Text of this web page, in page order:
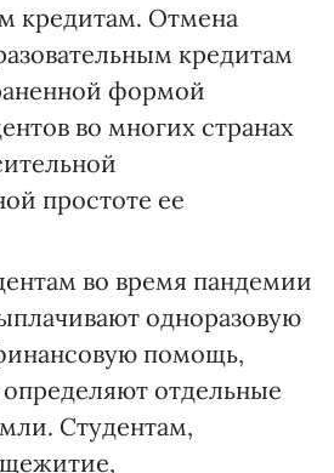
кредитам. Отмена
кредитам
формой
во многих странах
простоте ее
во время пандемии
одноразовую
помощь,
отдельные
Студентам,